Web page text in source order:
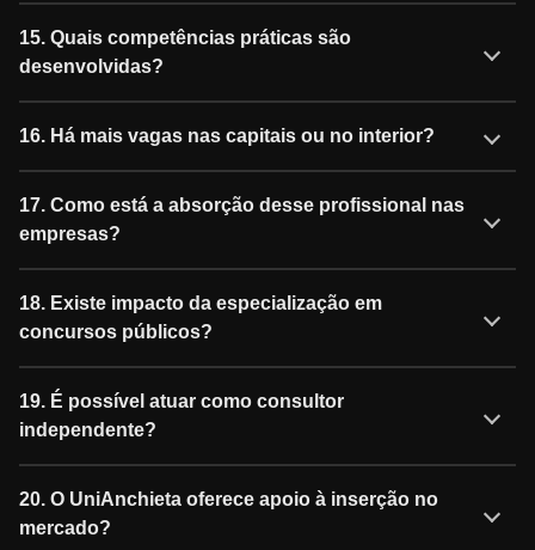
15. Quais competências práticas são
desenvolvidas?
16. Há mais vagas nas capitais ou no interior?
17. Como está a absorção desse profissional nas
empresas?
18. Existe impacto da especialização em
concursos públicos?
19. É possível atuar como consultor
independente?
20. O UniAnchieta oferece apoio à inserção no
mercado?